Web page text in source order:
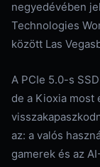
negyedévében
Technologies
között Las
A PCIe 5.0-s
de a Kioxia most
az: a valós
gamerek és az